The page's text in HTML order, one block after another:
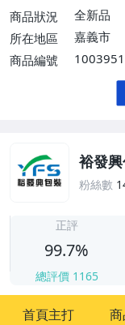
商品狀況
全新品
所在地區
嘉義市
商品編號
裕發
粉絲數
正評
99.7%
總評價 1165
首頁主打